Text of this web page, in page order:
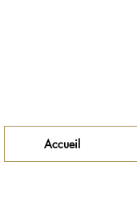
Accueil